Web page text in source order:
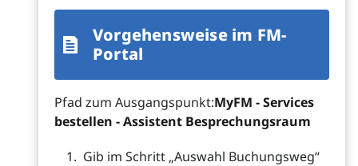
Vorgehensweise im FM-
Portal
Pfad zum Ausgangspunkt:MyFM - Services
bestellen - Assistent Besprechungsraum
Gib im Schritt „Auswahl Buchungsweg“